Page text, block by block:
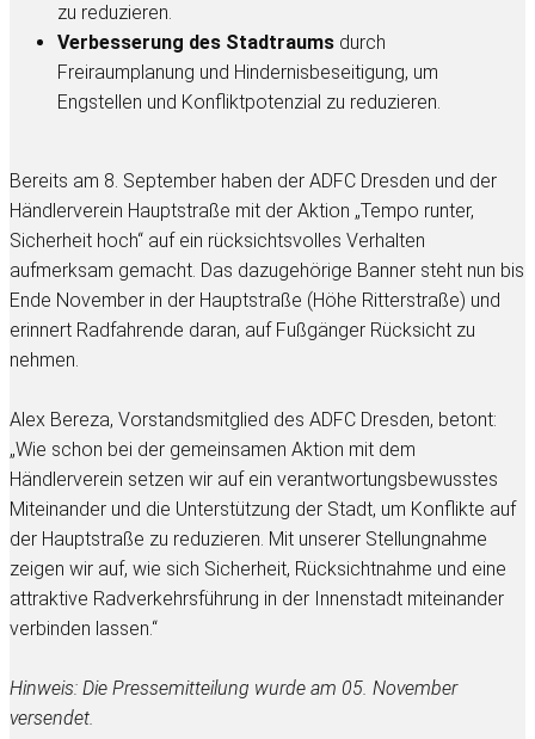
zu reduzieren.
Verbesserung des Stadtraums durch
Freiraumplanung und Hindernisbeseitigung, um
Engstellen und Konfliktpotenzial zu reduzieren.
Bereits am 8. September haben der ADFC Dresden und der
Händlerverein Hauptstraße mit der Aktion „Tempo runter,
Sicherheit hoch“ auf ein rücksichtsvolles Verhalten
aufmerksam gemacht. Das dazugehörige Banner steht nun bis
Ende November in der Hauptstraße (Höhe Ritterstraße) und
erinnert Radfahrende daran, auf Fußgänger Rücksicht zu
nehmen.
Alex Bereza, Vorstandsmitglied des ADFC Dresden, betont:
„Wie schon bei der gemeinsamen Aktion mit dem
Händlerverein setzen wir auf ein verantwortungsbewusstes
Miteinander und die Unterstützung der Stadt, um Konflikte auf
der Hauptstraße zu reduzieren. Mit unserer Stellungnahme
zeigen wir auf, wie sich Sicherheit, Rücksichtnahme und eine
attraktive Radverkehrsführung in der Innenstadt miteinander
verbinden lassen.“
Hinweis: Die Pressemitteilung wurde am 05. November
versendet.